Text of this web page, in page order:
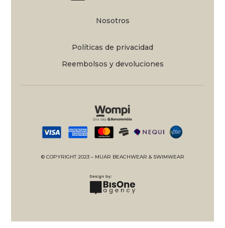
Nosotros
Políticas de privacidad
Reembolsos y devoluciones
© COPYRIGHT 2023 – MUAR BEACHWEAR & SWIMWEAR